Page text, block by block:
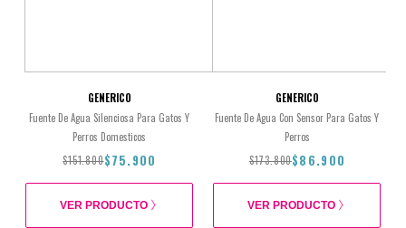
GENERICO
Fuente De Agua Silenciosa Para Gatos Y
Perros Domesticos
$151.800$75.900
VER PRODUCTO
GENERICO
Fuente De Agua Con Sensor Para Gatos Y
Perros
$173.800$86.900
VER PRODUCTO